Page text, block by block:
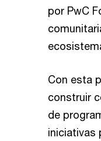
por PwC
Con esta
construir
de
iniciativas